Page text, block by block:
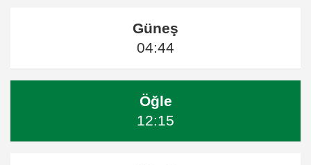
Güneş
04:44
Öğle
12:15